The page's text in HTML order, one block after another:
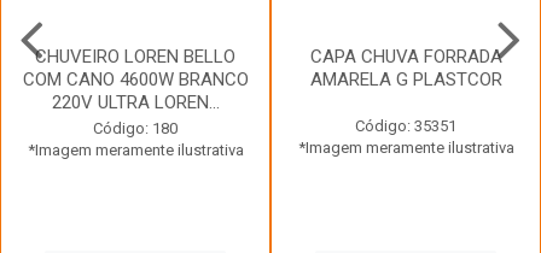
CHUVEIRO LOREN BELLO
COM CANO 4600W BRANCO
220V ULTRA LOREN...
Código: 180
*Imagem meramente ilustrativa
CAPA CHUVA FORRADA
AMARELA G PLASTCOR
Código: 35351
*Imagem meramente ilustrativa